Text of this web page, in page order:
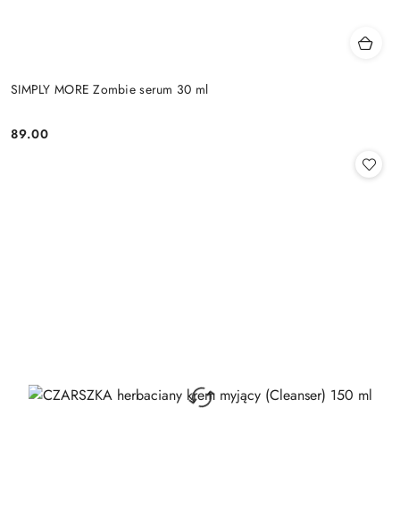
SIMPLY MORE Zombie serum 30 ml
Cena:
89.00